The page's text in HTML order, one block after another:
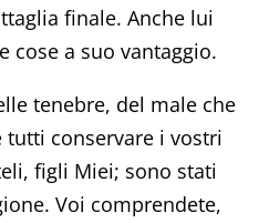
finale. Anche lui
cose a suo vantaggio.
tenebre, del male che
conservare i vostri
figli Miei; sono stati
Voi comprendete,